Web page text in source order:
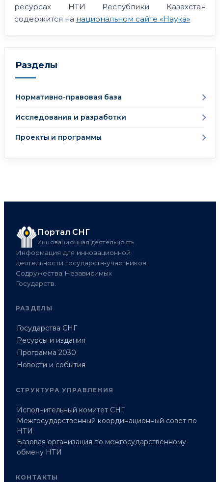
ресурсах НТИ Республики Казахстан
содержится на национальном сайте «Наука»
Разделы
Нормативно-правовая база
Исследования и разработки
Проекты и программы
Портал СНГ
Инновационная деятельность
Информация для инновационной
деятельности государств-участников
Содружества Независимых
Государств.
РАЗДЕЛЫ
Государства СНГ
Ресурсы и издания
Программа 2030
Новости и события
СТРУКТУРА УПРАВЛЕНИЯ
Исполнительный комитет СНГ
Межгосударственный координационный совет по
НТИ
Базовая организация по межгосударственному
обмену НТИ
КОНТАКТЫ